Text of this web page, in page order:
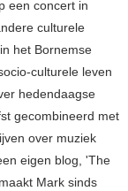
een concert in
culturele
het Bornemse
culturele leven
hedendaagse
gecombineerd met
over muziek
eigen blog, 'The
Mark sinds